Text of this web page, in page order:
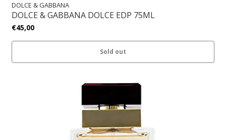
DOLCE & GABBANA
DOLCE & GABBANA DOLCE EDP 75ML
€45,00
Sold out